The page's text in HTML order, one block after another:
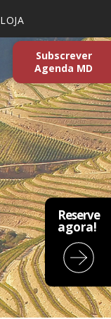
Reserve
agora!
LOJA
Subscrever
Agenda MD